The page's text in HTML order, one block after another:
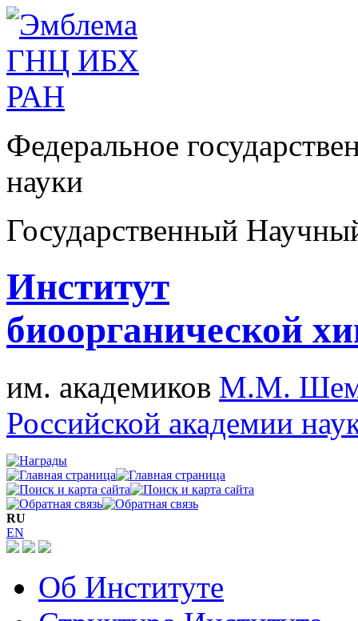
Федеральное
науки
Государственный
Институт
биоорганической
им. академиков М.М.
Российской академии
RU
EN
Об Институте